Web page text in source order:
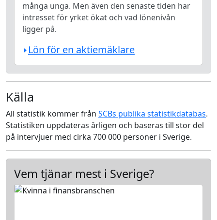
många unga. Men även den senaste tiden har
intresset för yrket ökat och vad lönenivån
ligger på.
Lön för en aktiemäklare
Källa
All statistik kommer från SCBs publika statistikdatabas.
Statistiken uppdateras årligen och baseras till stor del
på intervjuer med cirka 700 000 personer i Sverige.
Vem tjänar mest i Sverige?